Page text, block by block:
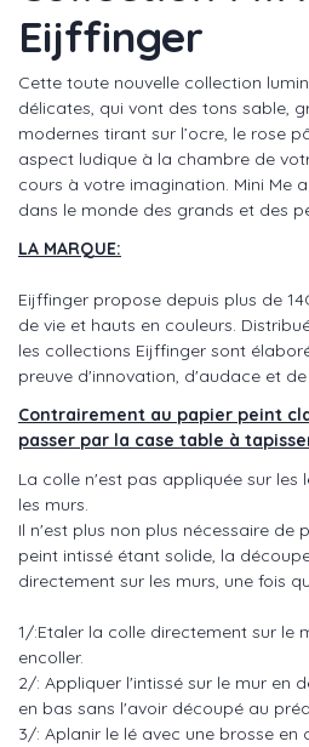
Eijffinger
Cette toute nouvelle collection
délicates, qui vont des tons sable,
modernes tirant sur l’ocre, le rose
aspect ludique à la chambre de
cours à votre imagination. Mini Me
dans le monde des grands et des
LA MARQUE:
Eijffinger propose depuis plus de
de vie et hauts en couleurs.
les collections Eijffinger sont
preuve d'innovation, d'audace et
Contrairement au papier peint
passer par la case table à
La colle n'est pas appliquée sur les
les murs.
Il n'est plus non plus nécessaire de
peint intissé étant solide, la
directement sur les murs, une fois
1/:Etaler la colle directement sur le
encoller.
2/: Appliquer l'intissé sur le mur en
en bas sans l'avoir découpé au
3/: Aplanir le lé avec une brosse en